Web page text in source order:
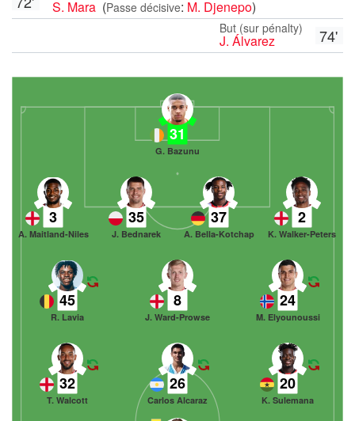
S. Mara (Passe décisive: M. Djenepo)
74'
But (sur pénalty)
J. Álvarez
31
G. Bazunu
2
K. Walker-Peters
37
A. Bella-Kotchap
35
J. Bednarek
3
A. Maitland-Niles
24
M. Elyounoussi
8
J. Ward-Prowse
45
R. Lavia
20
K. Sulemana
26
Carlos Alcaraz
32
T. Walcott